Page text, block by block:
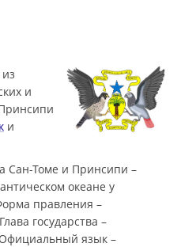
и
и
Сан-Томе и Принсипи –
океане у
правления –
государства –
язык –